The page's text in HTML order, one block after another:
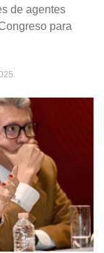
de agentes
para